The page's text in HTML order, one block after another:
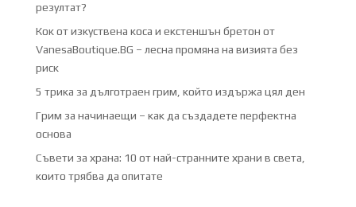
резултат?
Кок от изкуствена коса и екстеншън бретон от
VanesaBoutique.BG – лесна промяна на визията без
риск
5 трика за дълготраен грим, който издържа цял ден
Грим за начинаещи – как да създадете перфектна
основа
Съвети за храна: 10 от най-странните храни в света,
които трябва да опитате